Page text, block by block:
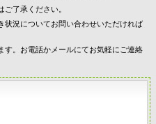
了承ください。
状況についてお問い合わせいただければ
す。お電話かメールにてお気軽にご連絡